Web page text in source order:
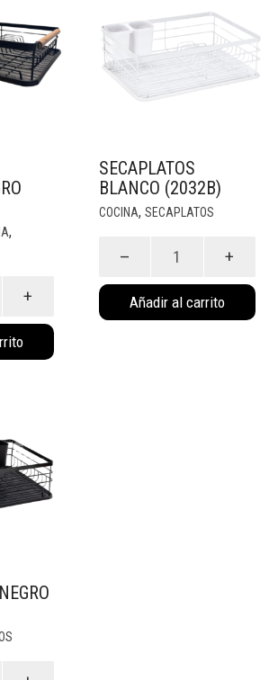
,
SECAPLATOS
BLANCO (2032B)
COCINA, SECAPLATOS
(2032B)
cantidadAñadir al carrito